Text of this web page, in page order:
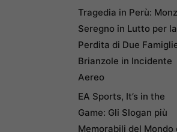
Tragedia in Perù:
Seregno in Lutto per la
Perdita di Due
Brianzole in Incidente
Aereo
EA Sports, It’s in the
Game: Gli Slogan più
Memorabili del Mondo